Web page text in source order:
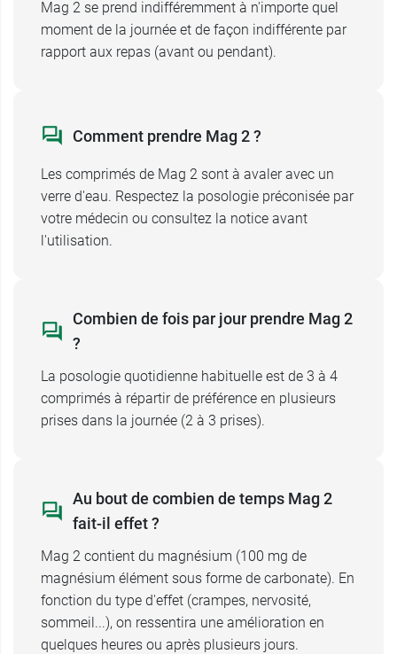
rénale, la consommation prolongée de
Magnésium peut entraîner, rarement, une
Conditionnement
: boîte de 60 ou 120
comprimés.
Cooper vous propose aussi les
Mag 2 se prend indifféremment à n'importe quel
moment de la journée et de façon indifférente par
rapport aux repas (avant ou pendant).
Comment prendre Mag 2 ?
Les comprimés de Mag 2 sont à avaler avec un
verre d'eau. Respectez la posologie préconisée par
votre médecin ou consultez la notice avant
l'utilisation.
Combien de fois par jour prendre Mag 2
?
La posologie quotidienne habituelle est de 3 à 4
comprimés à répartir de préférence en plusieurs
prises dans la journée (2 à 3 prises).
Au bout de combien de temps Mag 2
fait-il effet ?
Mag 2 contient du magnésium (100 mg de
magnésium élément sous forme de carbonate). En
fonction du type d'effet (crampes, nervosité,
sommeil...), on ressentira une amélioration en
quelques heures ou après plusieurs jours.